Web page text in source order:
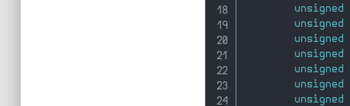
unsigned
unsigned
unsigned
unsigned
unsigned
unsigned
unsigned